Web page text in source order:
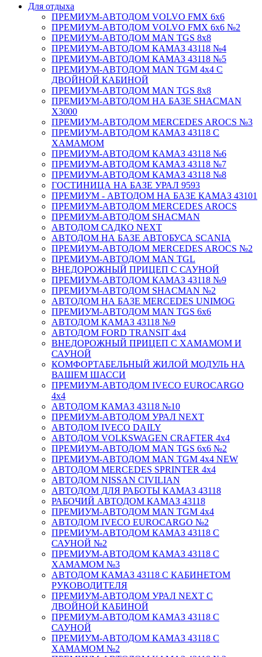
Для отдыха
ПРЕМИУМ-АВТОДОМ VOLVO FMX 6x6
ПРЕМИУМ-АВТОДОМ VOLVO FMX 6x6 №2
ПРЕМИУМ-АВТОДОМ MAN TGS 8х8
ПРЕМИУМ-АВТОДОМ КАМАЗ 43118 №4
ПРЕМИУМ-АВТОДОМ КАМАЗ 43118 №5
ПРЕМИУМ-АВТОДОМ MAN TGM 4х4 С
ДВОЙНОЙ КАБИНОЙ
ПРЕМИУМ-АВТОДОМ MAN TGS 8х8
ПРЕМИУМ-АВТОДОМ НА БАЗЕ SHACMAN
X3000
ПРЕМИУМ-АВТОДОМ MERCEDES AROCS №3
ПРЕМИУМ-АВТОДОМ КАМАЗ 43118 С
ХАМАМОМ
ПРЕМИУМ-АВТОДОМ КАМАЗ 43118 №6
ПРЕМИУМ-АВТОДОМ КАМАЗ 43118 №7
ПРЕМИУМ-АВТОДОМ КАМАЗ 43118 №8
ГОСТИНИЦА НА БАЗЕ УРАЛ 9593
ПРЕМИУМ - АВТОДОМ НА БАЗЕ КАМАЗ 43101
ПРЕМИУМ-АВТОДОМ MERCEDES AROCS
ПРЕМИУМ-АВТОДОМ SHACMAN
АВТОДОМ САДКО NEXT
АВТОДОМ НА БАЗЕ АВТОБУСА SCANIA
ПРЕМИУМ-АВТОДОМ MERCEDES AROCS №2
ПРЕМИУМ-АВТОДОМ MAN TGL
ВНЕДОРОЖНЫЙ ПРИЦЕП С САУНОЙ
ПРЕМИУМ-АВТОДОМ КАМАЗ 43118 №9
ПРЕМИУМ-АВТОДОМ SHACMAN №2
АВТОДОМ НА БАЗЕ MERCEDES UNIMOG
ПРЕМИУМ-АВТОДОМ MAN TGS 6х6
АВТОДОМ КАМАЗ 43118 №9
АВТОДОМ FORD TRANSIT 4x4
ВНЕДОРОЖНЫЙ ПРИЦЕП С ХАМАМОМ И
САУНОЙ
КОМФОРТАБЕЛЬНЫЙ ЖИЛОЙ МОДУЛЬ НА
ВАШЕМ ШАССИ
ПРЕМИУМ-АВТОДОМ IVECO EUROCARGO
4х4
АВТОДОМ КАМАЗ 43118 №10
ПРЕМИУМ-АВТОДОМ УРАЛ NEXT
АВТОДОМ IVECO DAILY
АВТОДОМ VOLKSWAGEN CRAFTER 4х4
ПРЕМИУМ-АВТОДОМ MAN TGS 6х6 №2
ПРЕМИУМ-АВТОДОМ MAN TGM 4x4 NEW
АВТОДОМ MERCEDES SPRINTER 4x4
АВТОДОМ NISSAN CIVILIAN
АВТОДОМ ДЛЯ РАБОТЫ КАМАЗ 43118
РАБОЧИЙ АВТОДОМ КАМАЗ 43118
ПРЕМИУМ-АВТОДОМ MAN TGM 4x4
АВТОДОМ IVECO EUROCARGO №2
ПРЕМИУМ-АВТОДОМ КАМАЗ 43118 С
САУНОЙ №2
ПРЕМИУМ-АВТОДОМ КАМАЗ 43118 С
ХАМАМОМ №3
АВТОДОМ КАМАЗ 43118 С КАБИНЕТОМ
РУКОВОДИТЕЛЯ
ПРЕМИУМ-АВТОДОМ УРАЛ NEXT С
ДВОЙНОЙ КАБИНОЙ
ПРЕМИУМ-АВТОДОМ КАМАЗ 43118 С
САУНОЙ
ПРЕМИУМ-АВТОДОМ КАМАЗ 43118 С
ХАМАМОМ №2